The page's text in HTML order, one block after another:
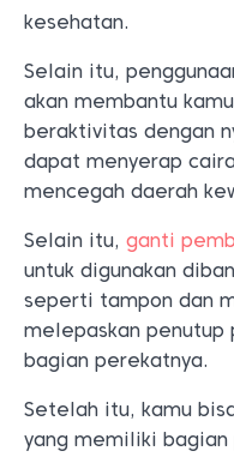
kesehatan.
Selain itu,
akan membantu
beraktivitas dengan
dapat menyerap
mencegah daerah
Selain itu, ganti
untuk digunakan
seperti tampon dan
melepaskan
bagian perekatnya.
Setelah itu, kamu
yang memiliki